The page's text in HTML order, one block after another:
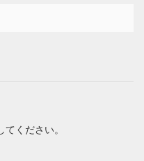
てください。